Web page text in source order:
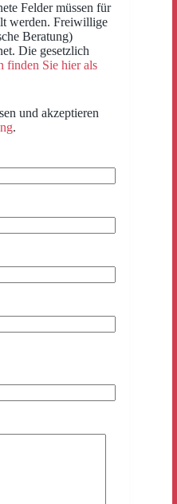
Felder müssen für
werden. Freiwillige
Beratung)
Die gesetzlich
finden Sie hier als
und akzeptieren
.